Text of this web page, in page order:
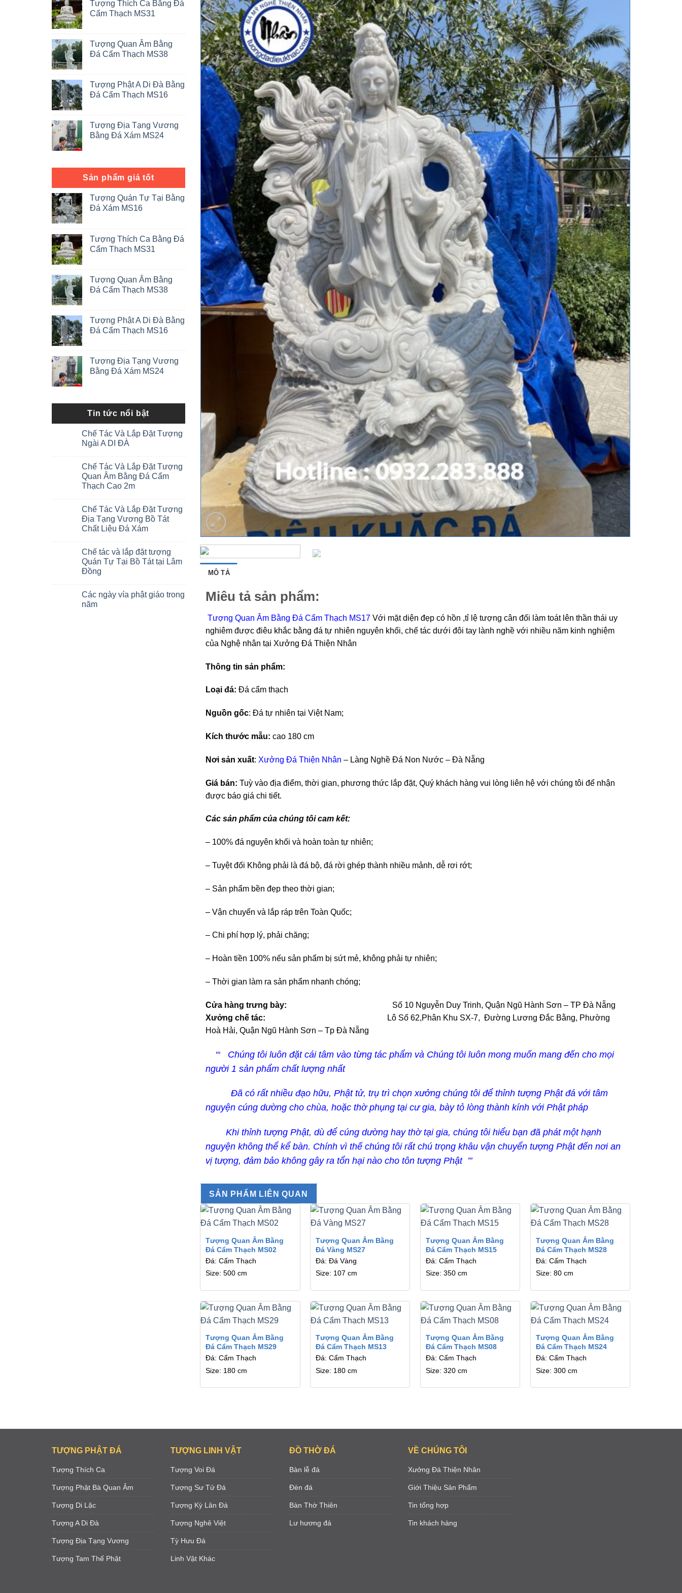
Tượng Thích Ca Bằng Đá
Cẩm Thạch MS31
Tượng Quan Âm Bằng
Đá Cẩm Thạch MS38
Tượng Phật A Di Đà Bằng
Đá Cẩm Thạch MS16
Tượng Địa Tạng Vương
Bằng Đá Xám MS24
Sản phẩm giá tốt
Tượng Quán Tự Tại Bằng
Đá Xám MS16
Tượng Thích Ca Bằng Đá
Cẩm Thạch MS31
Tượng Quan Âm Bằng
Đá Cẩm Thạch MS38
Tượng Phật A Di Đà Bằng
Đá Cẩm Thạch MS16
Tượng Địa Tạng Vương
Bằng Đá Xám MS24
Tin tức nổi bật
Chế Tác Và Lắp Đặt Tượng
Ngài A DI ĐÀ
Chế Tác Và Lắp Đặt Tượng
Quan Âm Bằng Đá Cẩm
Thạch Cao 2m
Chế Tác Và Lắp Đặt Tượng
Địa Tạng Vương Bồ Tát
Chất Liệu Đá Xám
Chế tác và lắp đặt tượng
Quán Tự Tại Bồ Tát tại Lâm
Đồng
Các ngày vía phật giáo trong
năm
MÔ TẢ
Miêu tả sản phẩm:
Tượng Quan Âm Bằng Đá Cẩm Thạch MS17 Với mặt diện đẹp có hồn ,tỉ lệ tượng cân đối làm toát lên thần thái uy
nghiêm được điêu khắc bằng đá tự nhiên nguyên khối, chế tác dưới đôi tay lành nghề với nhiều năm kinh nghiệm
của Nghệ nhân tại Xưởng Đá Thiện Nhân
Thông tin sản phẩm:
Loại đá: Đá cẩm thạch
Nguồn gốc: Đá tự nhiên tại Việt Nam;
Kích thước mẫu: cao 180 cm
Nơi sản xuất: Xưởng Đá Thiện Nhân – Làng Nghề Đá Non Nước – Đà Nẵng
Giá bán: Tuỳ vào địa điểm, thời gian, phương thức lắp đặt, Quý khách hàng vui lòng liên hệ với chúng tôi để nhận
được báo giá chi tiết.
Các sản phẩm của chúng tôi cam kết:
– 100% đá nguyên khối và hoàn toàn tự nhiên;
– Tuyệt đối Không phải là đá bộ, đá rời ghép thành nhiều mảnh, dễ rơi rớt;
– Sản phẩm bền đẹp theo thời gian;
– Vận chuyển và lắp ráp trên Toàn Quốc;
– Chi phí hợp lý, phải chăng;
– Hoàn tiền 100% nếu sản phẩm bị sứt mẻ, không phải tự nhiên;
– Thời gian làm ra sản phẩm nhanh chóng;
Cửa hàng trưng bày:
Số 10 Nguyễn Duy Trinh, Quận Ngũ Hành Sơn – TP Đà Nẵng
Xưởng chế tác:
Lô Số 62,Phân Khu SX-7, Đường Lương Đắc Bằng, Phường
Hoà Hải, Quận Ngũ Hành Sơn – Tp Đà Nẵng
‘‘‘ Chúng tôi luôn đặt cái tâm vào từng tác phẩm và Chúng tôi luôn mong muốn mang đến cho mọi
người 1 sản phẩm chất lượng nhất
Đã có rất nhiều đạo hữu, Phật tử, trụ trì chọn xưởng chúng tôi để thỉnh tượng Phật đá với tâm
nguyện cúng dường cho chùa, hoặc thờ phụng tại cư gia, bày tỏ lòng thành kính với Phật pháp
Khi thỉnh tượng Phật, dù để cúng dường hay thờ tại gia, chúng tôi hiểu bạn đã phát một hạnh
nguyện không thể kể bàn. Chính vì thế chúng tôi rất chú trọng khâu vận chuyển tượng Phật đến nơi an
vị tượng, đảm bảo không gây ra tổn hại nào cho tôn tượng Phật ’’’
SẢN PHẨM LIÊN QUAN
Tượng Quan Âm Bằng
Đá Cẩm Thạch MS02
Đá: Cẩm Thạch
Size: 500 cm
Tượng Quan Âm Bằng
Đá Vàng MS27
Đá: Đá Vàng
Size: 107 cm
Tượng Quan Âm Bằng
Đá Cẩm Thạch MS15
Đá: Cẩm Thạch
Size: 350 cm
Tượng Quan Âm Bằng
Đá Cẩm Thạch MS28
Đá: Cẩm Thạch
Size: 80 cm
Tượng Quan Âm Bằng
Đá Cẩm Thạch MS29
Đá: Cẩm Thạch
Size: 180 cm
Tượng Quan Âm Bằng
Đá Cẩm Thạch MS13
Đá: Cẩm Thạch
Size: 180 cm
Tượng Quan Âm Bằng
Đá Cẩm Thạch MS08
Đá: Cẩm Thạch
Size: 320 cm
Tượng Quan Âm Bằng
Đá Cẩm Thạch MS24
Đá: Cẩm Thạch
Size: 300 cm
TƯỢNG PHẬT ĐÁ
Tượng Thích Ca
Tượng Phật Bà Quan Âm
Tượng Di Lặc
Tượng A Di Đà
Tượng Địa Tạng Vương
Tượng Tam Thế Phật
TƯỢNG LINH VẬT
Tượng Voi Đá
Tượng Sư Tử Đá
Tượng Kỳ Lân Đá
Tượng Nghê Việt
Tỳ Hưu Đá
Linh Vật Khác
ĐỒ THỜ ĐÁ
Bàn lễ đá
Đèn đá
Bàn Thờ Thiên
Lư hương đá
VỀ CHÚNG TÔI
Xưởng Đá Thiện Nhân
Giới Thiệu Sản Phẩm
Tin tổng hợp
Tin khách hàng